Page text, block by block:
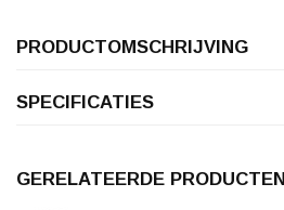
PRODUCTOMSCHRIJVING
SPECIFICATIES
GERELATEERDE PRODUCTEN